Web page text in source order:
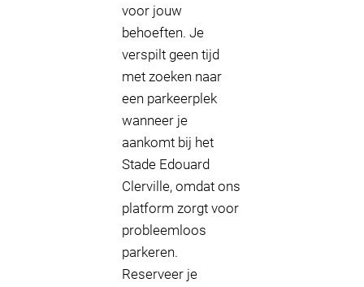
voor jouw
behoeften. Je
verspilt geen tijd
met zoeken naar
een parkeerplek
wanneer je
aankomt bij het
Stade Edouard
Clerville, omdat ons
platform zorgt voor
probleemloos
parkeren.
Reserveer je